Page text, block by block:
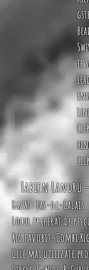
te
Fabien Landru
Bazat: Pas-de-Calais
Locul preferat de
Rig favorit:Combi
Cele mai utilizate